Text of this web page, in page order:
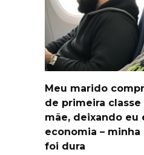
Meu marido
de primeira classe
mãe, deixando eu
economia – minha
foi dura